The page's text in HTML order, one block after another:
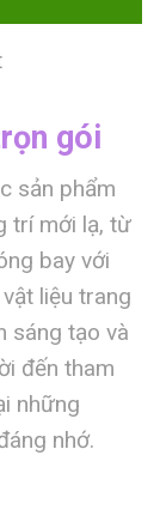
gói
sản phẩm
trí mới lạ, từ
bay với
liệu trang
sáng tạo và
đến tham
những
nhớ.